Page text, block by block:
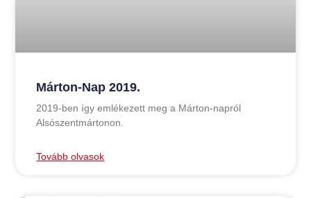
Márton-Nap 2019.
2019-ben így emlékezett meg a Márton-napról
Alsószentmártonon.
Tovább olvasok